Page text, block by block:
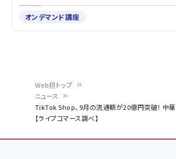
く
Web担トップ
ニュース
TikTok Shop、9月の流通額が20億円突破！ 中
【ライブコマース調べ】
オンデマンド講座